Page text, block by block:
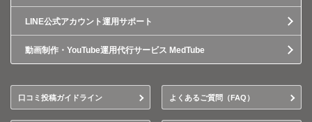
LINE公式アカウント運用サポート
動画制作・YouTube運用代行サービス MedTube
口コミ投稿ガイドライン よくあるご質問（FAQ）